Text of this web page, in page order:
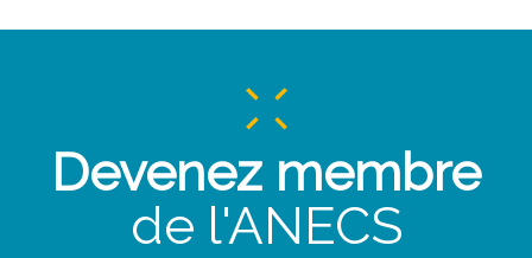
Devenez membre
de l'ANECS